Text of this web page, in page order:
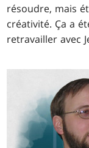
résoudre, mais
créativité. Ça a
retravailler avec